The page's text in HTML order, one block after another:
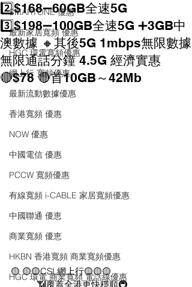
SMARTONE 優惠
最新家居寬頻 優惠
HGC 環電寬頻優惠
網上行 寬頻優惠
最新流動數據優惠
香港寬頻 優惠
NOW 優惠
中國電信 優惠
PCCW 寬頻優惠
有線寬頻 i-CABLE 家居寬頻優惠
中國聯通 優恵
商業寬頻 優恵
HKBN 香港寬頻 商業寬頻優惠
HGC 環電 商業寬頻 電話線優惠
2️⃣$168➖60GB全速5G
3️⃣$198➖100GB全速5G ➕3GB中
澳數據 🔸其後5G 1mbps無限數據
無限通話分鐘 4.5G 經濟實惠
🔴$78 🔴首10GB～42Mb
🟡 🟡🟡CSL網上行🟡🟡🟡
           📶覆蓋全港更快穩順🚇